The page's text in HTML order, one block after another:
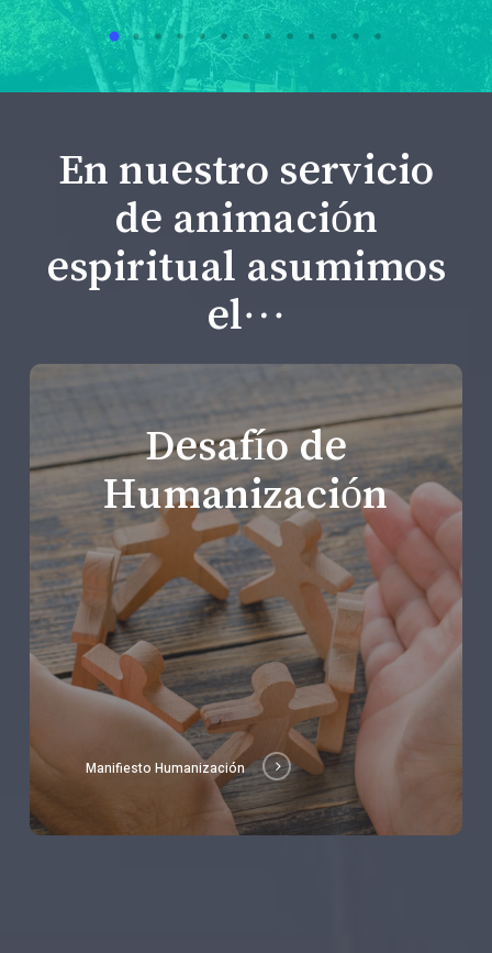
En nuestro servicio
de animación
espiritual asumimos
el…
Desafío de
Humanización
Manifiesto Humanización